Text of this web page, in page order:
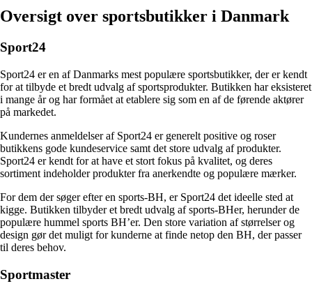
Oversigt over sportsbutikker i Danmark
Sport24
Sport24 er en af Danmarks mest populære sportsbutikker, der er kendt
for at tilbyde et bredt udvalg af sportsprodukter. Butikken har eksisteret
i mange år og har formået at etablere sig som en af de førende aktører
på markedet.
Kundernes anmeldelser af Sport24 er generelt positive og roser
butikkens gode kundeservice samt det store udvalg af produkter.
Sport24 er kendt for at have et stort fokus på kvalitet, og deres
sortiment indeholder produkter fra anerkendte og populære mærker.
For dem der søger efter en sports-BH, er Sport24 det ideelle sted at
kigge. Butikken tilbyder et bredt udvalg af sports-BHer, herunder de
populære hummel sports BH’er. Den store variation af størrelser og
design gør det muligt for kunderne at finde netop den BH, der passer
til deres behov.
Sportmaster